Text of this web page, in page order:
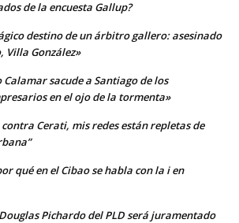
de la encuesta Gallup?
destino de un árbitro gallero: asesinado
Villa González»
Calamar sacude a Santiago de los
en el ojo de la tormenta»
Cerati, mis redes están repletas de
qué en el Cibao se habla con la i en
Pichardo del PLD será juramentado